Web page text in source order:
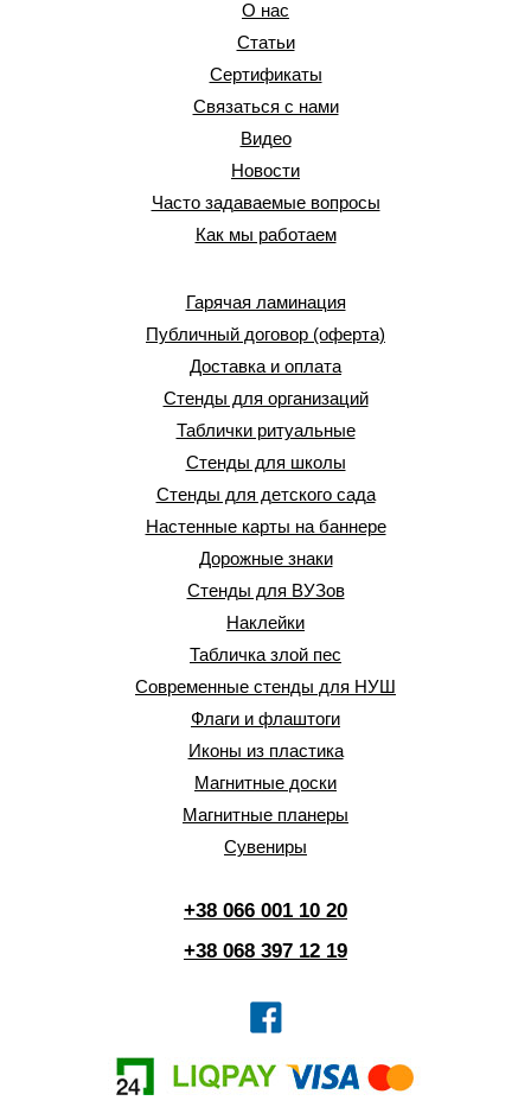
О нас
Статьи
Сертификаты
Связаться с нами
Видео
Новости
Часто задаваемые вопросы
Как мы работаем
Гарячая ламинация
Публичный договор (оферта)
Доставка и оплата
Стенды для организаций
Таблички ритуальные
Стенды для школы
Стенды для детского сада
Настенные карты на баннере
Дорожные знаки
Стенды для ВУЗов
Наклейки
Табличка злой пес
Современные стенды для НУШ
Флаги и флаштоги
Иконы из пластика
Магнитные доски
Магнитные планеры
Сувениры
+38 066 001 10 20
+38 068 397 12 19